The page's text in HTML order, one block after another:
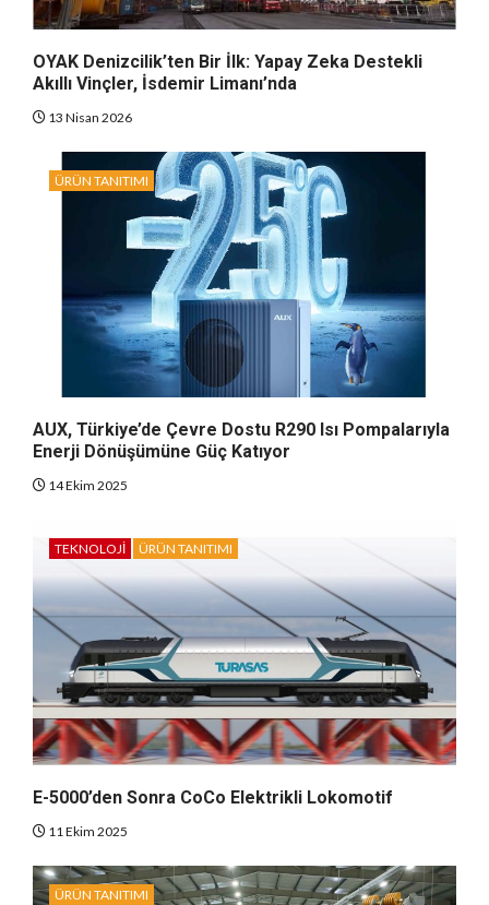
OYAK Denizcilik’ten Bir İlk: Yapay Zeka Destekli
Akıllı Vinçler, İsdemir Limanı’nda
13 Nisan 2026
ÜRÜN TANITIMI
AUX, Türkiye’de Çevre Dostu R290 Isı Pompalarıyla
Enerji Dönüşümüne Güç Katıyor
14 Ekim 2025
TEKNOLOJI ÜRÜN TANITIMI
E-5000’den Sonra CoCo Elektrikli Lokomotif
11 Ekim 2025
ÜRÜN TANITIMI